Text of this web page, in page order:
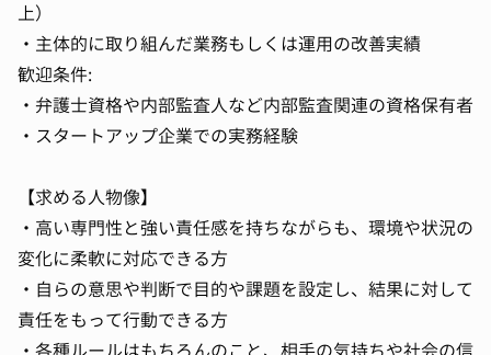
上）
・主体的に取り組んだ業務もしくは運用の改善実績
歓迎条件:
・弁護士資格や内部監査人など内部監査関連の資格保有者
・スタートアップ企業での実務経験
【求める人物像】
・高い専門性と強い責任感を持ちながらも、環境や状況の
変化に柔軟に対応できる方
・自らの意思や判断で目的や課題を設定し、結果に対して
責任をもって行動できる方